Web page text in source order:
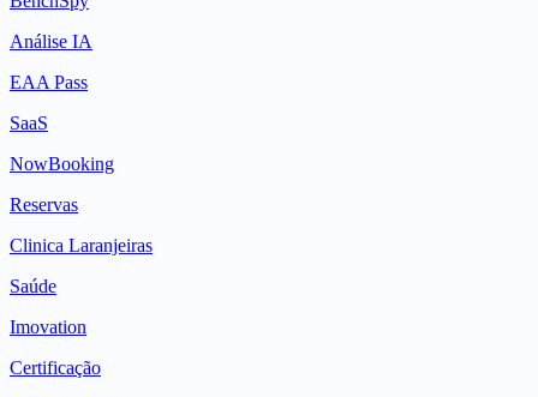
Análise IA
EAA Pass
SaaS
NowBooking
Reservas
Clinica Laranjeiras
Saúde
Imovation
Certificação